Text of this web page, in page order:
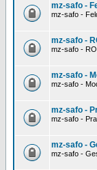
mz-safo -
mz-safo -
mz-safo -
mz-safo -
mz-safo -
mz-safo -
mz-safo -
mz-safo -
mz-safo -
mz-safo -